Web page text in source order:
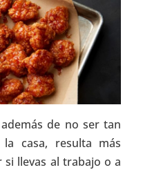
de no ser tan
casa, resulta más
llevas al trabajo o a